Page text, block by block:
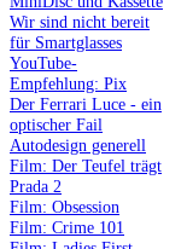
Wir sind nicht bereit
für Smartglasses
YouTube-
Empfehlung: Pix
Der Ferrari Luce - ein
optischer Fail
Autodesign generell
Film: Der Teufel trägt
Prada 2
Film: Obsession
Film: Crime 101